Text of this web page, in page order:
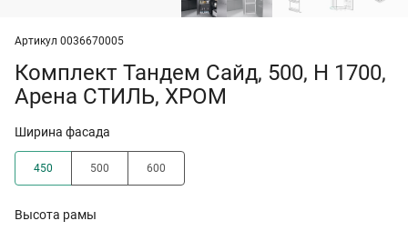
Артикул 0036670005
Комплект Тандем Сайд, 500, H 1700,
Арена СТИЛЬ, ХРОМ
Ширина фасада
450 500 600
Высота рамы